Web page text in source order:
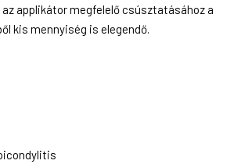
applikátor megfelelő csúsztatásához a
kis mennyiség is elegendő.